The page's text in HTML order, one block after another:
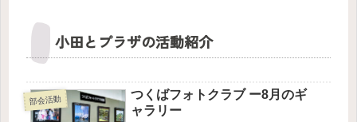
小田とプラザの活動紹介
部会活動
つくばフォトクラブ ー8月のギ
ャラリー